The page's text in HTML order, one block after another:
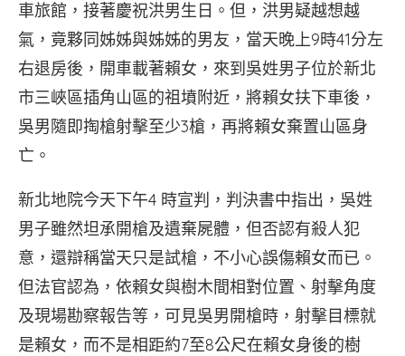
車旅館，接著慶祝洪男生日。但，洪男疑越想越
氣，竟夥同姊姊與姊姊的男友，當天晚上9時41分左
右退房後，開車載著賴女，來到吳姓男子位於新北
市三峽區插角山區的祖墳附近，將賴女扶下車後，
吳男隨即掏槍射擊至少3槍，再將賴女棄置山區身
亡。
新北地院今天下午4 時宣判，判決書中指出，吳姓
男子雖然坦承開槍及遺棄屍體，但否認有殺人犯
意，還辯稱當天只是試槍，不小心誤傷賴女而已。
但法官認為，依賴女與樹木間相對位置、射擊角度
及現場勘察報告等，可見吳男開槍時，射擊目標就
是賴女，而不是相距約7至8公尺在賴女身後的樹